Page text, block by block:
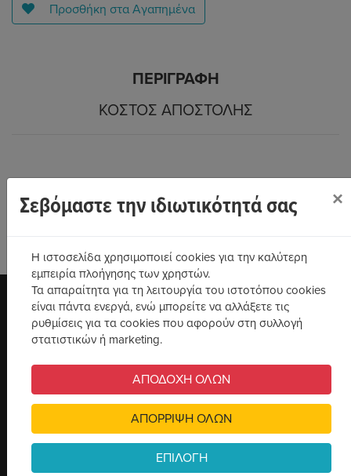
Προσθήκη στα Αγαπημένα
ΠΕΡΙΓΡΑΦΉ
ΚΌΣΤΟΣ ΑΠΟΣΤΟΛΉΣ
ηλεκτρονικό κατάστημα.
Ένας ολόκληρος κόσμος λύσεων για εκτυπώσεις και γραφική
ύλη στην οθόνη σας.
Σεβόμαστε την ιδιωτικότητά σας ×
Η ιστοσελίδα χρησιμοποιεί cookies για την καλύτερη
εμπειρία πλοήγησης των χρηστών.
Τα απαραίτητα για τη λειτουργία του ιστοτόπου cookies
είναι πάντα ενεργά, ενώ μπορείτε να αλλάξετε τις
ρυθμίσεις για τα cookies που αφορούν στη συλλογή
στατιστικών ή marketing.
ΑΠΟΔΟΧΗ ΟΛΩΝ
ΑΠΟΡΡΙΨΗ ΟΛΩΝ
ΕΠΙΛΟΓΗ